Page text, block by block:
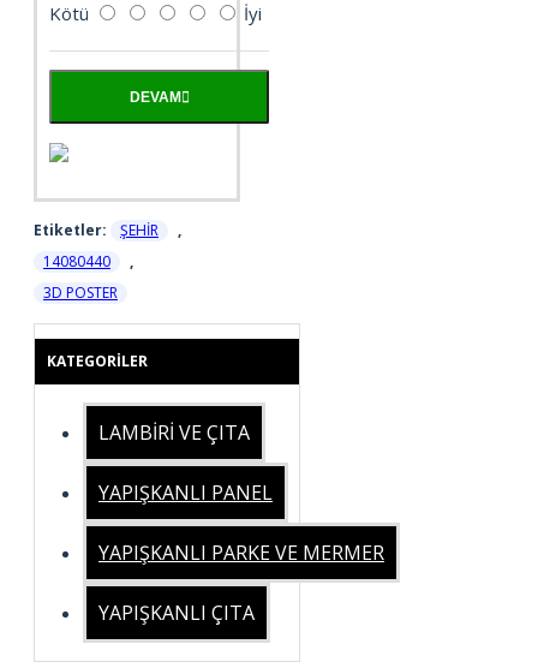
Kötü İyi
DEVAM
Etiketler: ŞEHİR
,
14080440
,
3D POSTER
KATEGORILER
LAMBİRİ VE ÇITA
YAPIŞKANLI PANEL
YAPIŞKANLI PARKE VE MERMER
YAPIŞKANLI ÇITA